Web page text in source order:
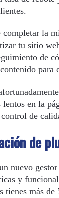
la
tu sitio
de
lentos en la
de
de
nuevo
y
tienes más